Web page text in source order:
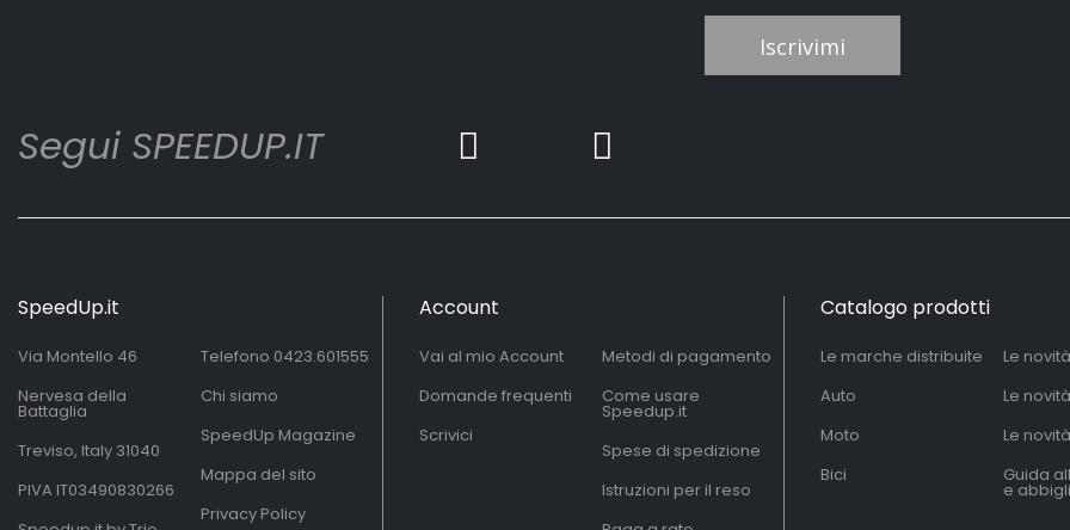
Iscrivimi
Segui SPEEDUP.IT
SpeedUp.it
Via Montello 46
Nervesa della
Battaglia
Treviso, Italy 31040
PIVA IT03490830266
Telefono 0423.601555
Chi siamo
SpeedUp Magazine
Mappa del sito
Privacy Policy
Account
Vai al mio Account
Domande frequenti
Scrivici
Metodi di pagamento
Come usare
Speedup.it
Spese di spedizione
Istruzioni per il reso
Catalogo prodotti
Le marche distribuite
Auto
Moto
Bici
Le
Le
Le
Guida
e